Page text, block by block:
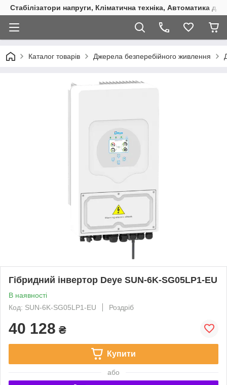
Стабілізатори напруги, Кліматична техніка, Автоматика
Каталог товарів Джерела безперебійного живлення
Гібридний інвертор Deye SUN-6K-SG05LP1-EU
В наявності
Код: SUN-6K-SG05LP1-EU
Роздріб
40 128 ₴
Купити
або